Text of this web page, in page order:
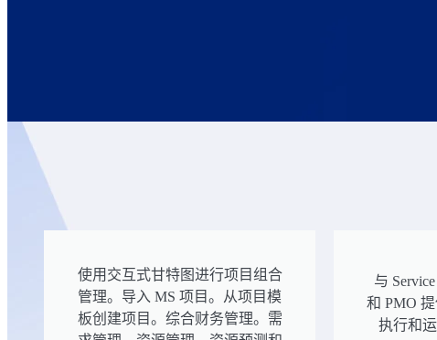
使用交互式甘特图进行项目组合
管理。导入 MS 项目。从项目模
板创建项目。综合财务管理。需
与
和 PMO
执行和